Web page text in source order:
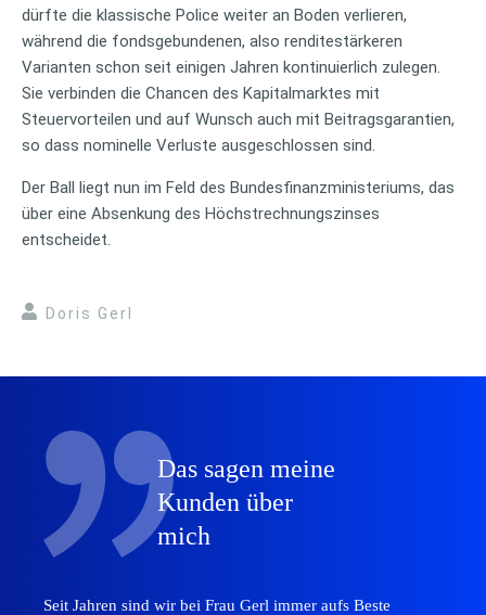
dürfte die klassische Police weiter an Boden verlieren,
während die fondsgebundenen, also renditestärkeren
Varianten schon seit einigen Jahren kontinuierlich zulegen.
Sie verbinden die Chancen des Kapitalmarktes mit
Steuervorteilen und auf Wunsch auch mit Beitragsgarantien,
so dass nominelle Verluste ausgeschlossen sind.
Der Ball liegt nun im Feld des Bundesfinanzministeriums, das
über eine Absenkung des Höchstrechnungszinses
entscheidet.
Doris Gerl
Das sagen meine
Kunden über
mich
Seit Jahren sind wir bei Frau Gerl immer aufs Beste